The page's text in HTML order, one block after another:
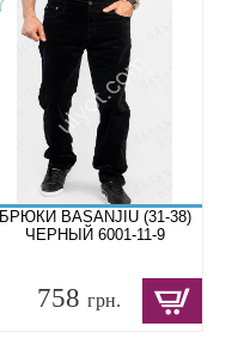
БРЮКИ BASANJIU (31-38)
ЧЕРНЫЙ 6001-11-9
758грн.